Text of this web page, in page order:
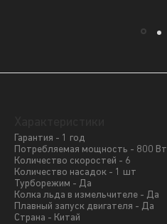
Гарантия - 1 год
Потребляемая мощность - 800 Вт
Количество скоростей - 6
Количество насадок - 1 шт
Турборежим - Да
Колка льда в измельчителе - Да
Плавный запуск двигателя - Да
Страна - Китай